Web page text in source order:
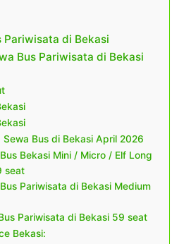
Pariwisata di Bekasi
Bus Pariwisata di Bekasi
Sewa Bus di Bekasi April 2026
Bekasi Mini / Micro / Elf Long
seat
Pariwisata di Bekasi Medium
Pariwisata di Bekasi 59 seat
Bekasi: